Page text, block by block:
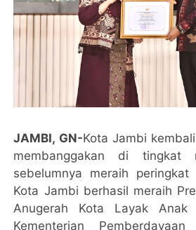
JAMBI, GN-Kota Jambi
membanggakan di tingkat
sebelumnya meraih
Kota Jambi berhasil meraih
Anugerah Kota Layak
Kementerian